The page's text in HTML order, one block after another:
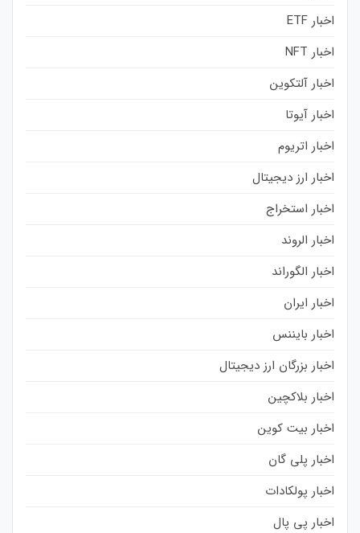
اخبار ETF
اخبار NFT
اخبار آلتکوین
اخبار آیوتا
اخبار اتریوم
اخبار ارز دیجیتال
اخبار استخراج
اخبار الروند
اخبار الگوراند
اخبار ایران
اخبار بایننس
اخبار بزرگان ارز دیجیتال
اخبار بلاکچین
اخبار بیت کوین
اخبار پلی گان
اخبار پولکادات
اخبار پی پال